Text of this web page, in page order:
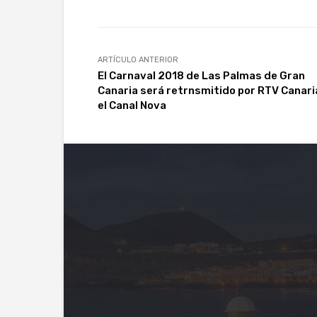
ARTÍCULO ANTERIOR
El Carnaval 2018 de Las Palmas de Gran
Canaria será retrnsmitido por RTV
el Canal Nova